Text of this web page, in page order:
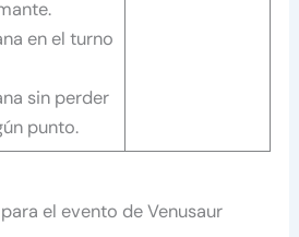
en el turno
sin perder
punto.
el evento de Venusaur